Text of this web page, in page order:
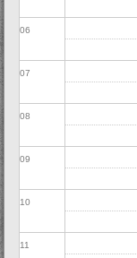
06
07
08
09
10
11